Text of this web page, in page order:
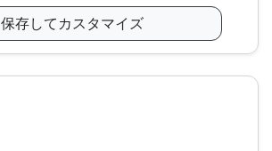
保存してカスタマイズ